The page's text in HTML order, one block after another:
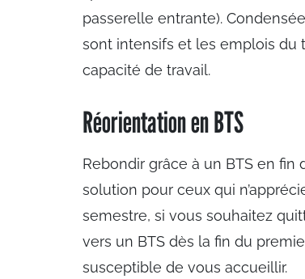
passerelle entrante).
sont intensifs et les emplois du
capacité de travail.
Réorientation en BTS
Rebondir grâce à un BTS en fin
solution pour ceux qui
semestre, si vous souhaitez
vers un BTS dès la fin du
susceptible de vous accueillir.